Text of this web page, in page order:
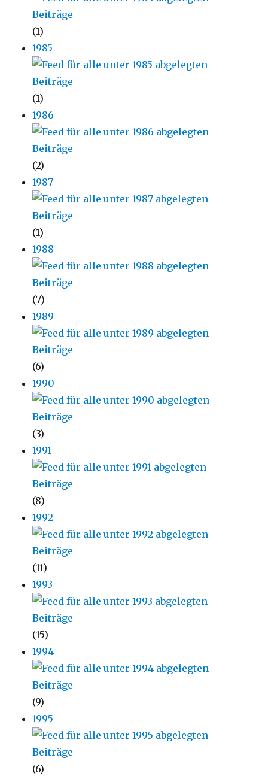
(1)
1985
(1)
1986
(2)
1987
(1)
1988
(7)
1989
(6)
1990
(3)
1991
(8)
1992
(11)
1993
(15)
1994
(9)
1995
(6)